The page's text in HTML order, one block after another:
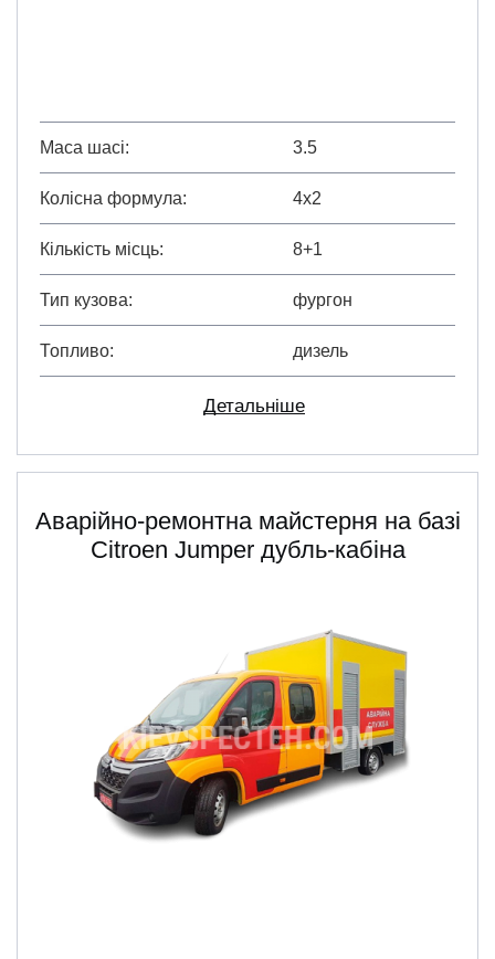
Маса шасі 3.5
Колісна формула 4х2
Кількість місць 8+1
Тип кузова фургон
Топливо дизель
Детальніше
Аварійно-ремонтна майстерня на базі
Citroen Jumper дубль-кабіна